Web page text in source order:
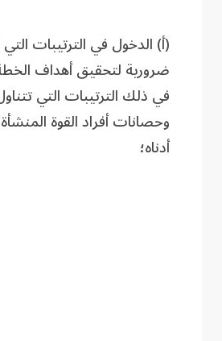
(أ) الدخول في الترتيبات
ضرورية لتحقيق أهداف
في ذلك الترتيبات التي
أدناه؛